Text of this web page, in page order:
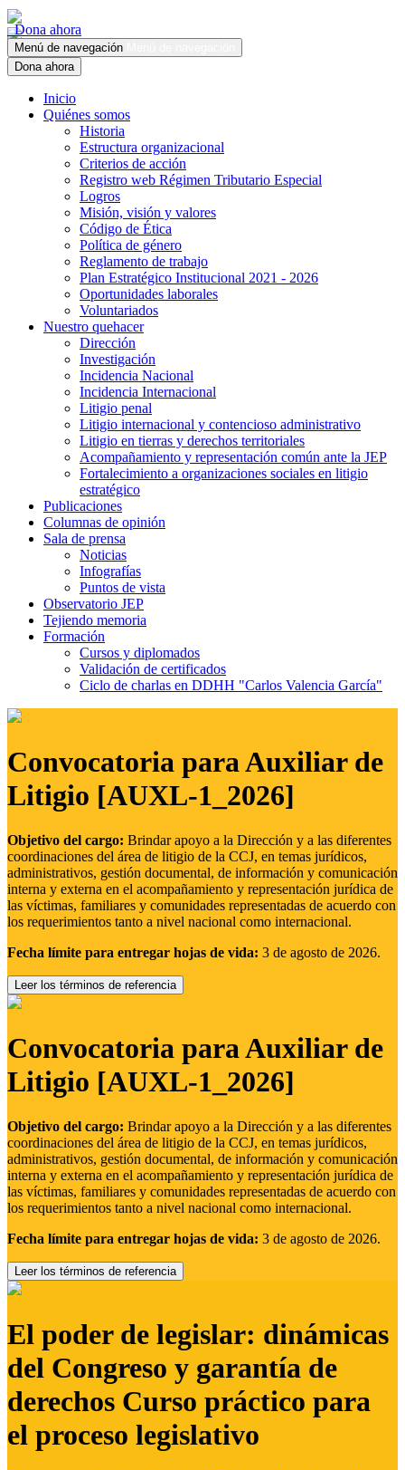
Dona ahora
Menú de navegación
Dona ahora
Inicio
Quiénes somos
Historia
Estructura organizacional
Criterios de acción
Registro web Régimen Tributario Especial
Logros
Misión, visión y valores
Código de Ética
Política de género
Reglamento de trabajo
Plan Estratégico Institucional 2021 - 2026
Oportunidades laborales
Voluntariados
Nuestro quehacer
Dirección
Investigación
Incidencia Nacional
Incidencia Internacional
Litigio penal
Litigio internacional y contencioso administrativo
Litigio en tierras y derechos territoriales
Acompañamiento y representación común ante la JEP
Fortalecimiento a organizaciones sociales en litigio
estratégico
Publicaciones
Columnas de opinión
Sala de prensa
Noticias
Infografías
Puntos de vista
Observatorio JEP
Tejiendo memoria
Formación
Cursos y diplomados
Validación de certificados
Ciclo de charlas en DDHH "Carlos Valencia García"
Convocatoria para Auxiliar de
Litigio [AUXL-1_2026]
Objetivo del cargo: Brindar apoyo a la Dirección y a las diferentes
coordinaciones del área de litigio de la CCJ, en temas jurídicos,
administrativos, gestión documental, de información y comunicación
interna y externa en el acompañamiento y representación jurídica de
las víctimas, familiares y comunidades representadas de acuerdo con
los requerimientos tanto a nivel nacional como internacional.
Fecha límite para entregar hojas de vida: 3 de agosto de 2026.
Leer los términos de referencia
Convocatoria para Auxiliar de
Litigio [AUXL-1_2026]
Objetivo del cargo: Brindar apoyo a la Dirección y a las diferentes
coordinaciones del área de litigio de la CCJ, en temas jurídicos,
administrativos, gestión documental, de información y comunicación
interna y externa en el acompañamiento y representación jurídica de
las víctimas, familiares y comunidades representadas de acuerdo con
los requerimientos tanto a nivel nacional como internacional.
Fecha límite para entregar hojas de vida: 3 de agosto de 2026.
Leer los términos de referencia
El poder de legislar: dinámicas
del Congreso y garantía de
derechos Curso práctico para
el proceso legislativo